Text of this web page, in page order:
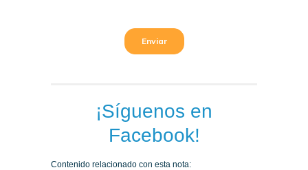
¡Síguenos en
Facebook!
Contenido relacionado con esta nota: